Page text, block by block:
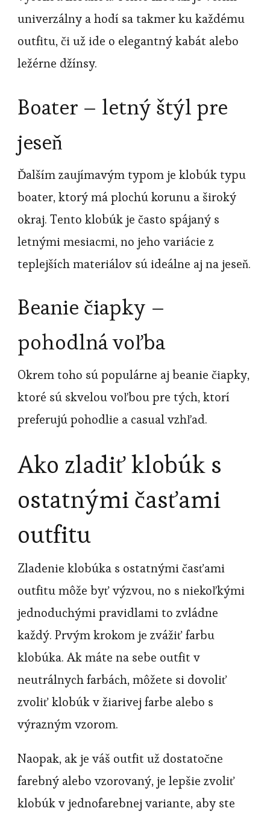
univerzálny a hodí sa takmer ku každému
outfitu, či už ide o elegantný kabát alebo
ležérne džínsy.
Boater – letný štýl pre
jeseň
Ďalším zaujímavým typom je klobúk typu
boater, ktorý má plochú korunu a široký
okraj. Tento klobúk je často spájaný s
letnými mesiacmi, no jeho variácie z
teplejších materiálov sú ideálne aj na jeseň.
Beanie čiapky –
pohodlná voľba
Okrem toho sú populárne aj beanie čiapky,
ktoré sú skvelou voľbou pre tých, ktorí
preferujú pohodlie a casual vzhľad.
Ako zladiť klobúk s
ostatnými časťami
outfitu
Zladenie klobúka s ostatnými časťami
outfitu môže byť výzvou, no s niekoľkými
jednoduchými pravidlami to zvládne
každý. Prvým krokom je zvážiť farbu
klobúka. Ak máte na sebe outfit v
neutrálnych farbách, môžete si dovoliť
zvoliť klobúk v žiarivej farbe alebo s
výrazným vzorom.
Naopak, ak je váš outfit už dostatočne
farebný alebo vzorovaný, je lepšie zvoliť
klobúk v jednofarebnej variante, aby ste